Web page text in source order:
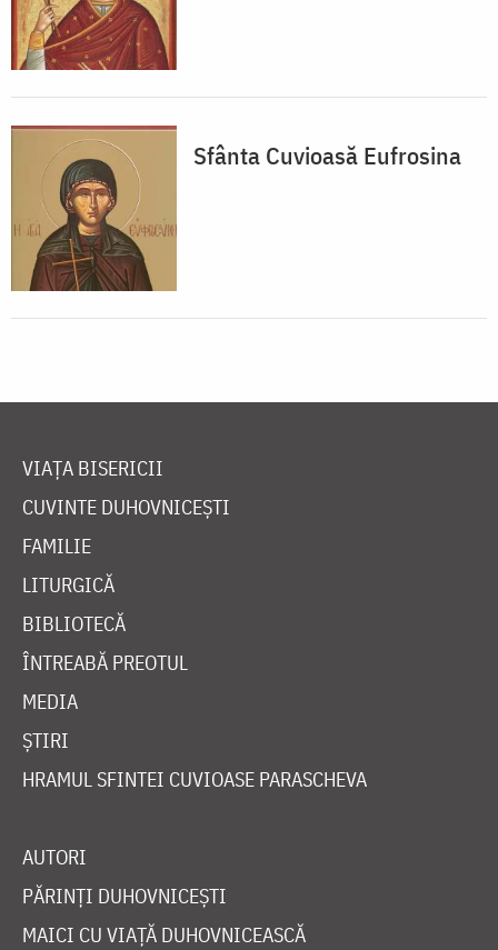
Sfânta Cuvioasă Eufrosina
VIAȚA BISERICII
CUVINTE DUHOVNICEȘTI
FAMILIE
LITURGICĂ
BIBLIOTECĂ
ÎNTREABĂ PREOTUL
MEDIA
ȘTIRI
HRAMUL SFINTEI CUVIOASE PARASCHEVA
AUTORI
PĂRINȚI DUHOVNICEȘTI
MAICI CU VIAȚĂ DUHOVNICEASCĂ